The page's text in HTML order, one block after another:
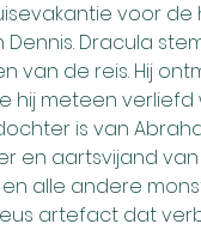
voor de
Dennis. Dracula
van de reis. Hij
hij meteen
is van
en aartsvijand
alle andere
artefact dat